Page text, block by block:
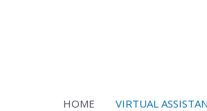
HOME VIRTUAL